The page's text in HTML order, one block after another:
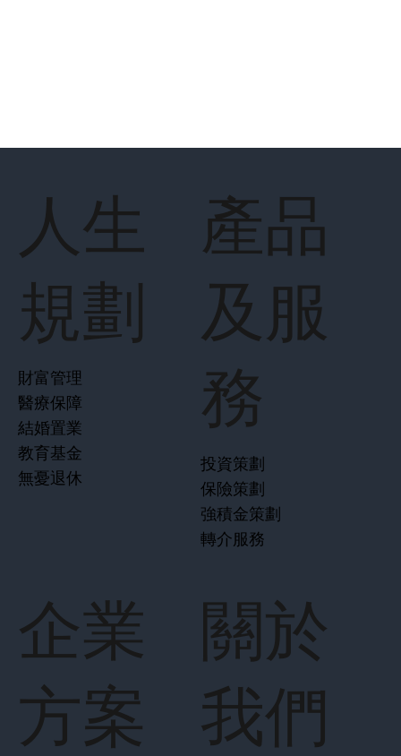
人生
規劃
財富管理
醫療保障
結婚置業
教育基金
無憂退休
產品
及服
務
投資策劃
保險策劃
強積金策劃
轉介服務
企業
方案
關於
我們